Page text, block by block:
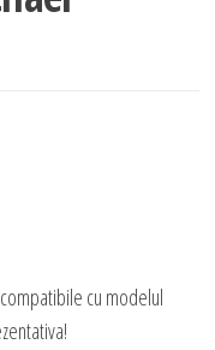
cu modelul